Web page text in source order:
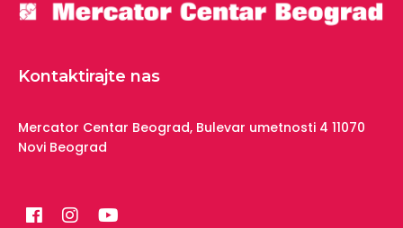
Kontaktirajte nas
Mercator Centar Beograd, Bulevar umetnosti 4 11070
Novi Beograd